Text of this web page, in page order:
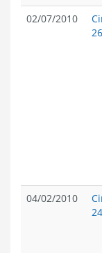
02/07/2010
04/02/2010